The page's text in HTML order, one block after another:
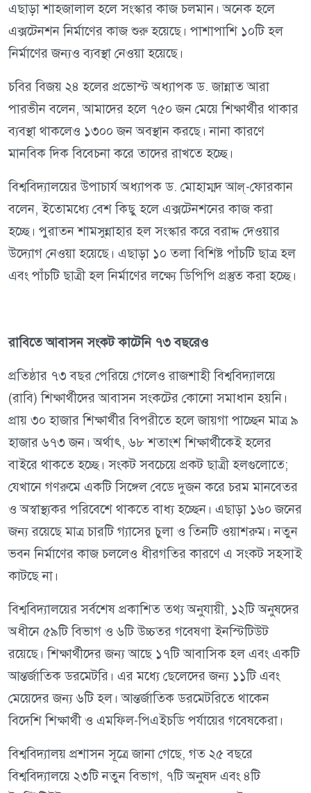
এছাড়া শাহজালাল হলে সংস্কার কাজ চলমান। অনেক হলে
এক্সটেনশন নির্মাণের কাজ শুরু হয়েছে। পাশাপাশি ১০টি হল
নির্মাণের জন্যও ব্যবস্থা নেওয়া হয়েছে।
চবির বিজয় ২৪ হলের প্রভোস্ট অধ্যাপক ড. জান্নাত আরা
পারভীন বলেন, আমাদের হলে ৭৫০ জন মেয়ে শিক্ষার্থীর থাকার
ব্যবস্থা থাকলেও ১৩০০ জন অবস্থান করছে। নানা কারণে
মানবিক দিক বিবেচনা করে তাদের রাখতে হচ্ছে।
বিশ্ববিদ্যালয়ের উপাচার্য অধ্যাপক ড. মোহাম্মদ আল্-ফোরকান
বলেন, ইতোমধ্যে বেশ কিছু হলে এক্সটেনশনের কাজ করা
হচ্ছে। পুরাতন শামসুন্নাহার হল সংস্কার করে বরাদ্দ দেওয়ার
উদ্যোগ নেওয়া হয়েছে। এছাড়া ১০ তলা বিশিষ্ট পাঁচটি ছাত্র হল
এবং পাঁচটি ছাত্রী হল নির্মাণের লক্ষ্যে ডিপিপি প্রস্তুত করা হচ্ছে।
রাবিতে আবাসন সংকট কাটেনি ৭৩ বছরেও
প্রতিষ্ঠার ৭৩ বছর পেরিয়ে গেলেও রাজশাহী বিশ্ববিদ্যালয়ে
(রাবি) শিক্ষার্থীদের আবাসন সংকটের কোনো সমাধান হয়নি।
প্রায় ৩০ হাজার শিক্ষার্থীর বিপরীতে হলে জায়গা পাচ্ছেন মাত্র ৯
হাজার ৬৭৩ জন। অর্থাৎ, ৬৮ শতাংশ শিক্ষার্থীকেই হলের
বাইরে থাকতে হচ্ছে। সংকট সবচেয়ে প্রকট ছাত্রী হলগুলোতে;
যেখানে গণরুমে একটি সিঙ্গেল বেডে দুজন করে চরম মানবেতর
ও অস্বাস্থ্যকর পরিবেশে থাকতে বাধ্য হচ্ছেন। এছাড়া ১৬০ জনের
জন্য রয়েছে মাত্র চারটি গ্যাসের চুলা ও তিনটি ওয়াশরুম। নতুন
ভবন নির্মাণের কাজ চললেও ধীরগতির কারণে এ সংকট সহসাই
কাটছে না।
বিশ্ববিদ্যালয়ের সর্বশেষ প্রকাশিত তথ্য অনুযায়ী, ১২টি অনুষদের
অধীনে ৫৯টি বিভাগ ও ৬টি উচ্চতর গবেষণা ইনস্টিটিউট
রয়েছে। শিক্ষার্থীদের জন্য আছে ১৭টি আবাসিক হল এবং একটি
আন্তর্জাতিক ডরমেটরি। এর মধ্যে ছেলেদের জন্য ১১টি এবং
মেয়েদের জন্য ৬টি হল। আন্তর্জাতিক ডরমেটরিতে থাকেন
বিদেশি শিক্ষার্থী ও এমফিল-পিএইচডি পর্যায়ের গবেষকেরা।
বিশ্ববিদ্যালয় প্রশাসন সূত্রে জানা গেছে, গত ২৫ বছরে
বিশ্ববিদ্যালয়ে ২৩টি নতুন বিভাগ, ৭টি অনুষদ এবং ৪টি